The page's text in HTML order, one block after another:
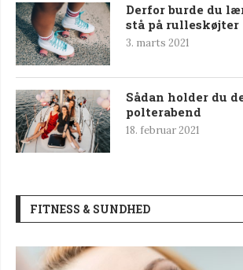
Derfor burde du
stå på rulleskøjter
3. marts 2021
Sådan holder du
polterabend
18. februar 2021
FITNESS & SUNDHED